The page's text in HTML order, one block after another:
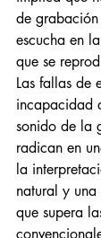
de
escucha en
que se
Las fallas de
incapacidad
sonido de la
radican en
la
natural y una
que supera